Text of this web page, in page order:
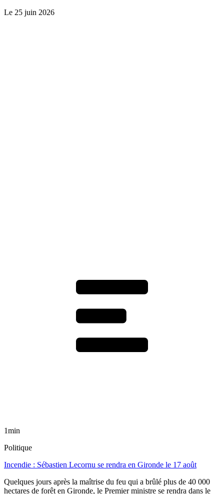
Le 25 juin 2026
1min
Politique
Incendie : Sébastien Lecornu se rendra en Gironde le 17 août
Quelques jours après la maîtrise du feu qui a brûlé plus de 40 000
hectares de forêt en Gironde, le Premier ministre se rendra dans le